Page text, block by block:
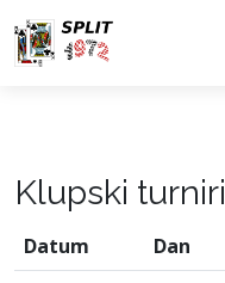
Klupski turniri
Datum Dan